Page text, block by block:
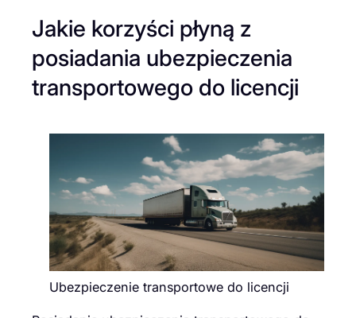
Jakie korzyści płyną z
posiadania ubezpieczenia
transportowego do licencji
Ubezpieczenie transportowe do licencji